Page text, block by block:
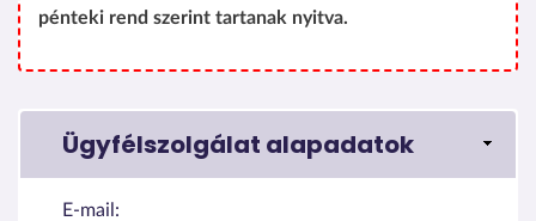
pénteki rend szerint tartanak nyitva.
Ügyfélszolgálat alapadatok
E-mail: